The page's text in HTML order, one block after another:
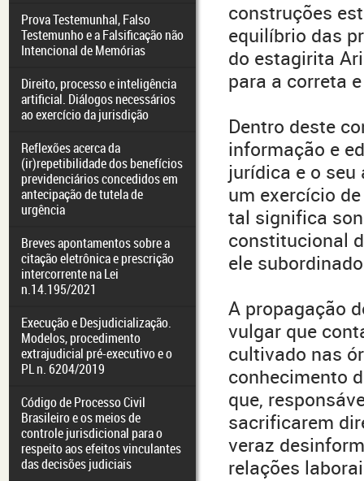
Prova Testemunhal, Falso
Testemunho e a Falsificação não
Intencional de Memórias
Direito, processo e inteligência
artificial. Diálogos necessários
ao exercício da jurisdição
Reflexões acerca da
(ir)repetibilidade dos benefícios
previdenciários concedidos em
antecipação de tutela de
urgência
Breves apontamentos sobre a
citação eletrônica e prescrição
intercorrente na Lei
n.14.195/2021
Execução e Desjudicialização.
Modelos, procedimento
extrajudicial pré-executivo e o
PL n. 6204/2019
Código de Processo Civil
Brasileiro e os meios de
controle jurisdicional para o
respeito aos efeitos vinculantes
das decisões judiciais
construções
equilíbrio das
do estagirita
para a correta
Dentro deste
informação e
jurídica e o seu
um exercício
tal significa
constitucional
ele
A propagação
vulgar que
cultivado nas
conhecimento
que,
sacrificarem
veraz
relações